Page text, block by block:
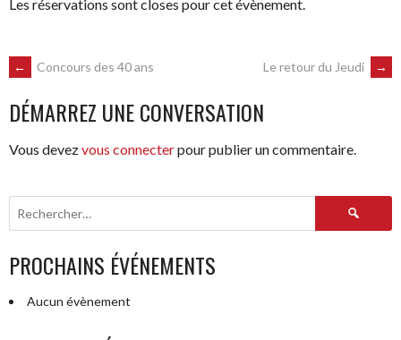
Les réservations sont closes pour cet évènement.
NAVIGATION
DES
← Concours des 40 ans Le retour du Jeudi →
DÉMARREZ UNE CONVERSATION
Vous devezvous connecterpour publier un commentaire.
Rechercher :
PROCHAINS ÉVÉNEMENTS
Aucun évènement